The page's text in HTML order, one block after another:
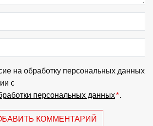
на обработку персональных данных
с
персональных данных*.
КОММЕНТАРИЙ